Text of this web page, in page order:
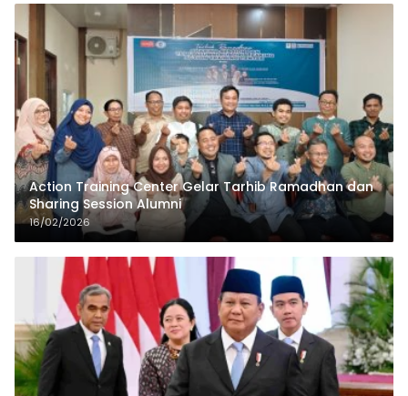
Action Training Center Gelar Tarhib Ramadhan dan
Sharing Session Alumni
16/02/2026